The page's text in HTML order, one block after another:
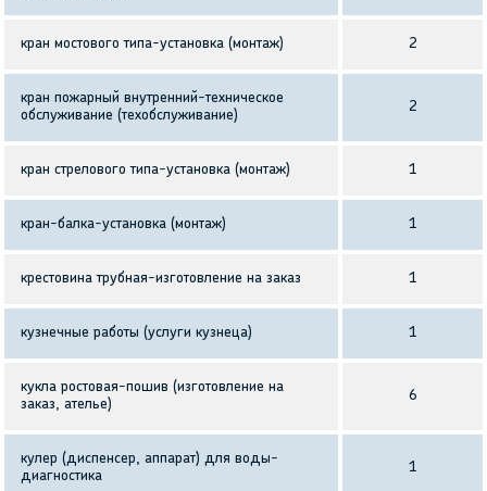
кран мостового типа-установка (монтаж) 2
кран пожарный внутренний-техническое
обслуживание (техобслуживание)
2
кран стрелового типа-установка (монтаж) 1
кран-балка-установка (монтаж) 1
крестовина трубная-изготовление на заказ 1
кузнечные работы (услуги кузнеца) 1
кукла ростовая-пошив (изготовление на
заказ, ателье)
6
кулер (диспенсер, аппарат) для воды-
диагностика
1